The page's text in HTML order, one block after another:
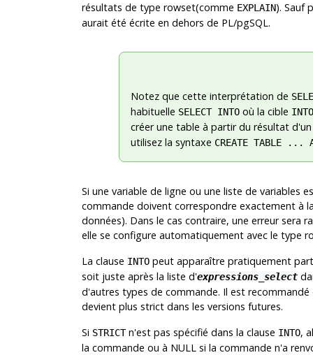
résultats de type rowset(comme EXPLAIN). Sauf
aurait été écrite en dehors de PL/pgSQL.
Notez que cette interprétation de
habituelle SELECT INTO où la cible INTO
créer une table à partir du résultat
utilisez la syntaxe CREATE TABLE ...
Si une variable de ligne ou une liste de variables
commande doivent correspondre exactement à
données). Dans le cas contraire, une erreur sera
elle se configure automatiquement avec le type
La clause INTOpeut apparaître pratiquement
soit juste après la liste d'expressions_select
d'autres types de commande. Il est
devient plus strict dans les versions futures.
Si STRICTn'est pas spécifié dans la clause INTO,
la commande ou à NULL si la commande n'a